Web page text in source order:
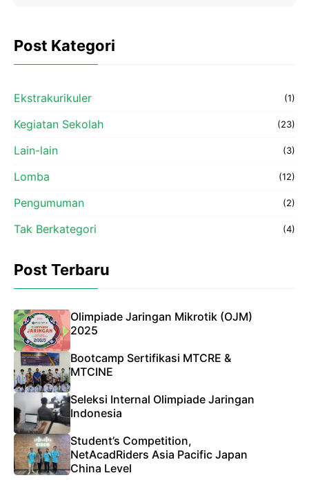
Post Kategori
Ekstrakurikuler (1)
Kegiatan Sekolah (23)
Lain-lain (3)
Lomba (12)
Pengumuman (2)
Tak Berkategori (4)
Post Terbaru
Olimpiade Jaringan Mikrotik (OJM)
2025
Bootcamp Sertifikasi MTCRE &
MTCINE
Seleksi Internal Olimpiade Jaringan
Indonesia
Student’s Competition,
NetAcadRiders Asia Pacific Japan
China Level